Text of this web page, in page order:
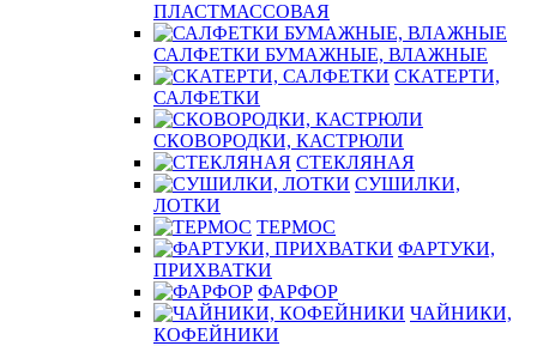
ПЛАСТМАССОВАЯ
САЛФЕТКИ БУМАЖНЫЕ, ВЛАЖНЫЕ
СКАТЕРТИ,
САЛФЕТКИ
СКОВОРОДКИ, КАСТРЮЛИ
СТЕКЛЯНАЯ
СУШИЛКИ,
ЛОТКИ
ТЕРМОС
ФАРТУКИ,
ПРИХВАТКИ
ФАРФОР
ЧАЙНИКИ,
КОФЕЙНИКИ